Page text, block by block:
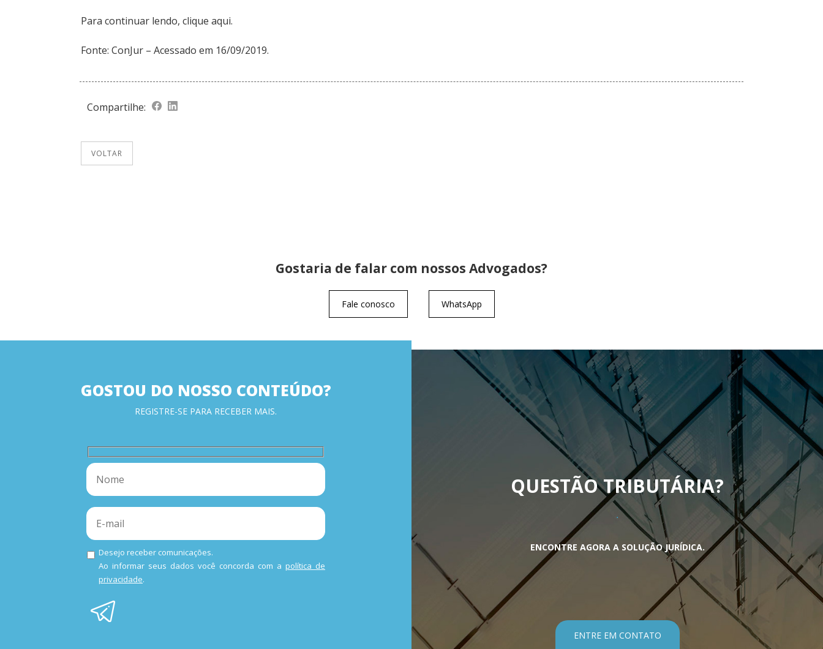
Para continuar lendo,clique aqui.
Fonte:ConJur – Acessado em 16/09/2019.
Compartilhe:
VOLTAR
Gostaria de falar com nossos Advogados?
Fale conosco WhatsApp
GOSTOU DO NOSSO CONTEÚDO?
REGISTRE-SE PARA RECEBER MAIS.
Desejo receber comunicações.
Ao informar seus dados você concorda com a política de
privacidade.
QUESTÃO TRIBUTÁRIA?
ENCONTRE AGORA A SOLUÇÃO JURÍDICA.
ENTRE EM CONTATO